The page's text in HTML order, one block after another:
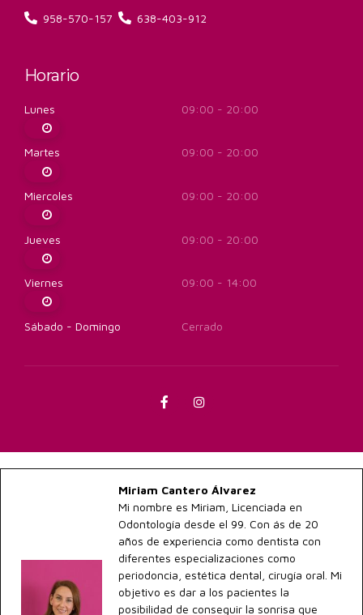
958-570-157 638-403-912
Horario
Lunes 09:00 - 20:00
Martes 09:00 - 20:00
Miercoles 09:00 - 20:00
Jueves 09:00 - 20:00
Viernes 09:00 - 14:00
Sábado - Domingo Cerrado
Miriam Cantero Álvarez
Mi nombre es Miriam, Licenciada en
Odontología desde el 99. Con ás de 20
años de experiencia como dentista con
diferentes especializaciones como
periodoncia, estética dental, cirugía oral. Mi
objetivo es dar a los pacientes la
posibilidad de conseguir la sonrisa que